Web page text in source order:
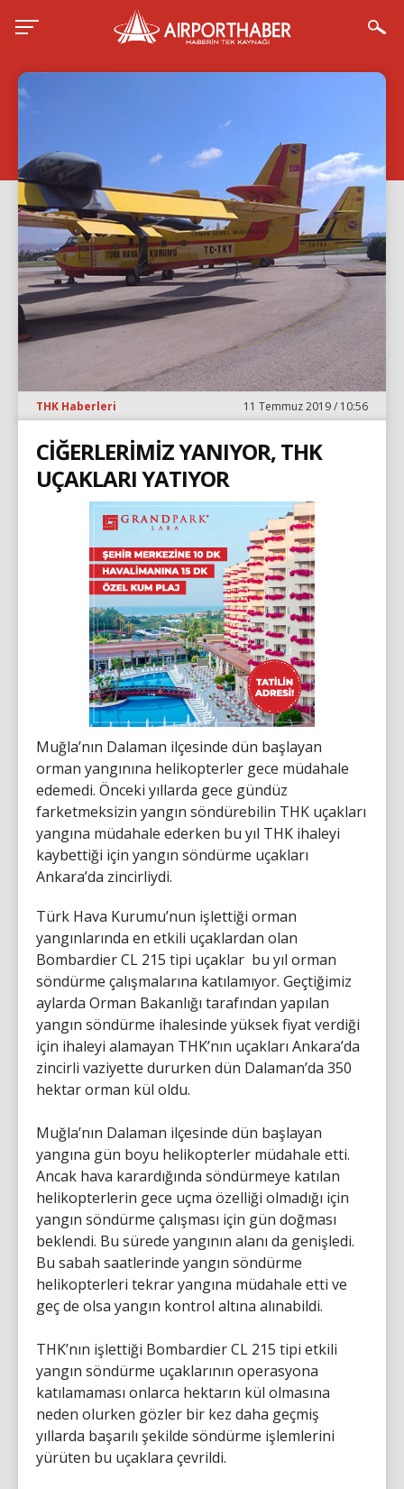
THK Haberleri 11 Temmuz 2019 / 10:56
CİĞERLERİMİZ YANIYOR, THK
UÇAKLARI YATIYOR
Muğla’nın Dalaman ilçesinde dün başlayan
orman yangınına helikopterler gece müdahale
edemedi. Önceki yıllarda gece gündüz
farketmeksizin yangın söndürebilin THK uçakları
yangına müdahale ederken bu yıl THK ihaleyi
kaybettiği için yangın söndürme uçakları
Ankara’da zincirliydi.
Türk Hava Kurumu’nun işlettiği orman
yangınlarında en etkili uçaklardan olan
Bombardier CL 215 tipi uçaklar bu yıl orman
söndürme çalışmalarına katılamıyor. Geçtiğimiz
aylarda Orman Bakanlığı tarafından yapılan
yangın söndürme ihalesinde yüksek fiyat verdiği
için ihaleyi alamayan THK’nın uçakları Ankara’da
zincirli vaziyette dururken dün Dalaman’da 350
hektar orman kül oldu.
Muğla’nın Dalaman ilçesinde dün başlayan
yangına gün boyu helikopterler müdahale etti.
Ancak hava karardığında söndürmeye katılan
helikopterlerin gece uçma özelliği olmadığı için
yangın söndürme çalışması için gün doğması
beklendi. Bu sürede yangının alanı da genişledi.
Bu sabah saatlerinde yangın söndürme
helikopterleri tekrar yangına müdahale etti ve
geç de olsa yangın kontrol altına alınabildi.
THK’nın işlettiği Bombardier CL 215 tipi etkili
yangın söndürme uçaklarının operasyona
katılamaması onlarca hektarın kül olmasına
neden olurken gözler bir kez daha geçmiş
yıllarda başarılı şekilde söndürme işlemlerini
yürüten bu uçaklara çevrildi.